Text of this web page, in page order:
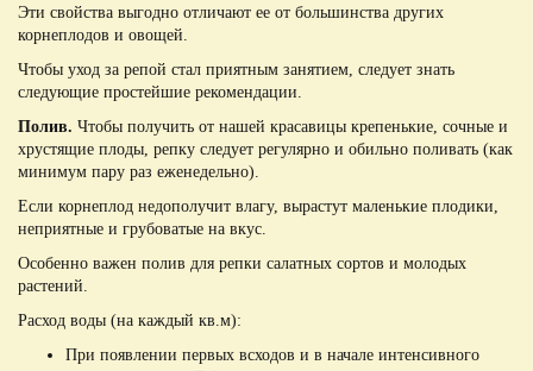
Эти свойства выгодно отличают ее от большинства других
корнеплодов и овощей.
Чтобы уход за репой стал приятным занятием, следует знать
следующие простейшие рекомендации.
Полив. Чтобы получить от нашей красавицы крепенькие, сочные и
хрустящие плоды, репку следует регулярно и обильно поливать (как
минимум пару раз еженедельно).
Если корнеплод недополучит влагу, вырастут маленькие плодики,
неприятные и грубоватые на вкус.
Особенно важен полив для репки салатных сортов и молодых
растений.
Расход воды (на каждый кв.м):
При появлении первых всходов и в начале интенсивного